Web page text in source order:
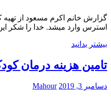
گزارش خانم اکرم مسعود از تهیه
استرس وارد میشد. خدا را شکر
بیشتر بدانید
تامین هزینه درمان
دسامبر 3, 2019 Mahour